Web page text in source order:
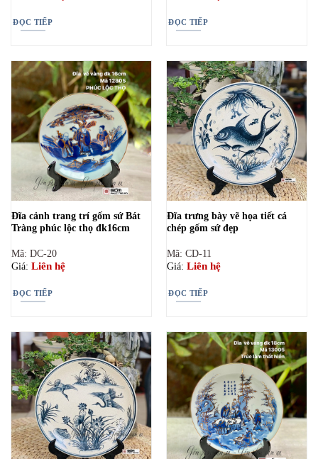
ĐỌC TIẾP ĐỌC TIẾP
Đĩa cảnh trang trí gốm sứ Bát
Tràng phúc lộc thọ đk16cm
Mã: DC-20
Giá: Liên hệ
ĐỌC TIẾP
Đĩa trưng bày vẽ họa tiết cá
chép gốm sứ đẹp
Mã: CD-11
Giá: Liên hệ
ĐỌC TIẾP